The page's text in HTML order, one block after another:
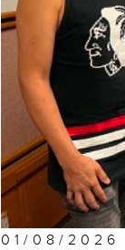
01/08/2026